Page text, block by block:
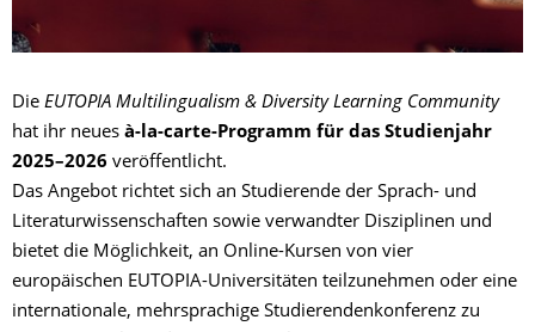
Die EUTOPIA Multilingualism & Diversity Learning Community
hat ihr neues à-la-carte-Programm für das Studienjahr
2025–2026 veröffentlicht.
Das Angebot richtet sich an Studierende der Sprach- und
Literaturwissenschaften sowie verwandter Disziplinen und
bietet die Möglichkeit, an Online-Kursen von vier
europäischen EUTOPIA-Universitäten teilzunehmen oder eine
internationale, mehrsprachige Studierendenkonferenz zu